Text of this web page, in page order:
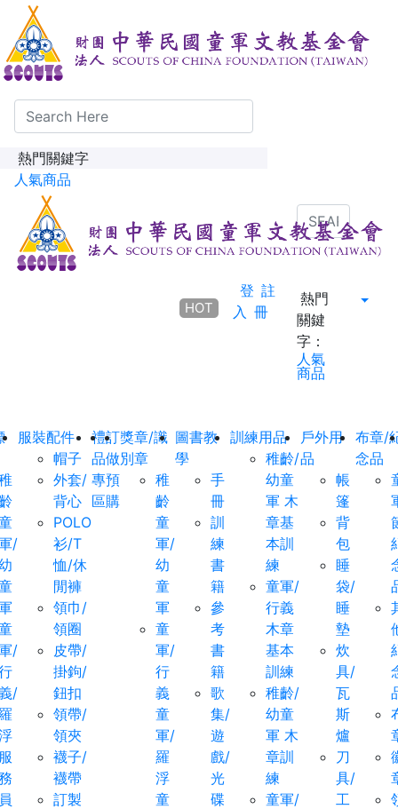
熱門關鍵字
人氣商品
HOT
登
入
註
冊
熱門
關鍵
字：
人氣
商品
/
/
/
服裝配件
帽子
外套/
背心
POLO
衫/T
恤/休
閒褲
領巾/
領圈
皮帶/
掛鉤/
鈕扣
領帶/
領夾
襪子/
襪帶
訂製
禮
品
專
區
訂
做
預
購
獎章/識
別章
稚
齡
童
軍/
幼
童
軍
童
軍/
行
義
童
軍/
羅
浮
童
圖書教
學
手
冊
訓
練
書
籍
參
考
書
籍
歌
集/
遊
戲/
光
碟
訓練用品
稚齡/
幼童
軍 木
章基
本訓
練
童軍/
行義
木章
基本
訓練
稚齡/
幼童
軍 木
章訓
練
童軍/
戶外用
品
帳
篷
背
包
睡
袋/
睡
墊
炊
具/
瓦
斯
爐
刀
具/
工
布章/
念品